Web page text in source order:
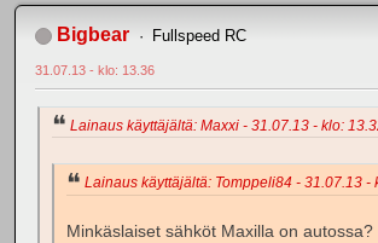
Bigbear Fullspeed RC
31.07.13 - klo: 13.36
Lainaus käyttäjältä: Maxxi - 31.07.13 - klo:
Lainaus käyttäjältä: Tomppeli84 - 31.07.13 -
Minkäslaiset sähköt Maxilla on autossa?